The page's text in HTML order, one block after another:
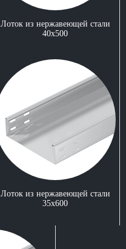
Лоток из нержавеющей стали
40x500
Лоток из нержавеющей стали
35x600